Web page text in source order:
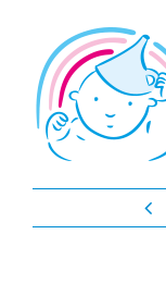
contenuto